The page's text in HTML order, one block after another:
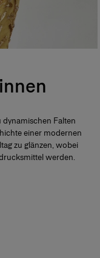
Falten
einer modernen
zu glänzen, wobei
werden.